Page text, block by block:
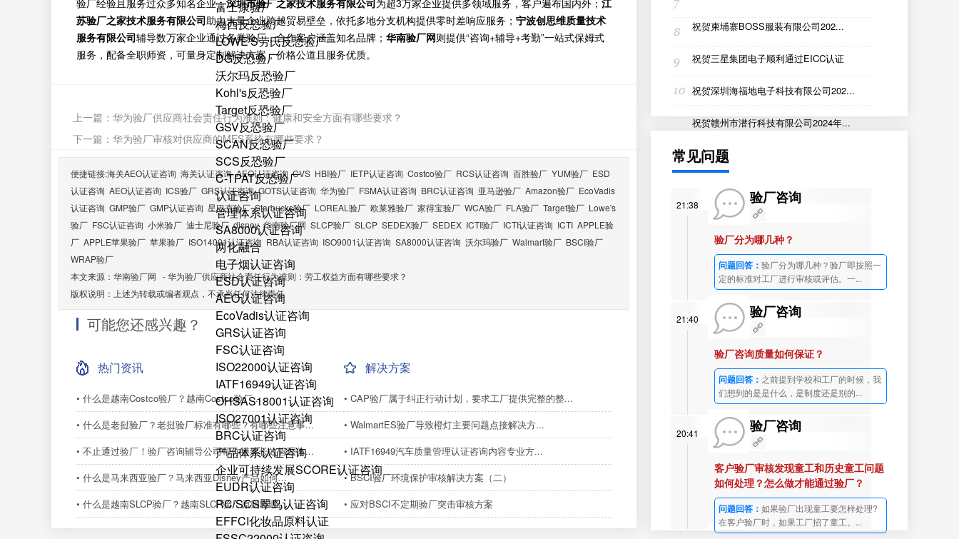
富士康验厂
梅西反恐验厂
LOWE'S劳氏反恐验厂
DG反恐验厂
沃尔玛反恐验厂
Kohl's反恐验厂
Target反恐验厂
GSV反恐验厂
SCAN反恐验厂
SCS反恐验厂
C-TPAT反恐验厂
认证咨询
管理体系认证咨询
SA8000认证咨询
两化融合
电子烟认证咨询
ESD认证咨询
AEO认证咨询
EcoVadis认证咨询
GRS认证咨询
FSC认证咨询
ISO22000认证咨询
IATF16949认证咨询
OHSAS18001认证咨询
ISO27001认证咨询
BRC认证咨询
产品体系认证咨询
企业可持续发展SCORE认证咨询
EUDR认证咨询
RC/SCS翠鸟认证咨询
EFFCI化妆品原料认证
验厂经验且服务过众多知名企业；深圳市验厂之家技术服务有限公司为超3万家企业提供多领域服务，客户遍布国内外； 江
苏验厂之家技术服务有限公司助力大量企业跨越贸易壁垒，依托多地分支机构提供零时差响应服务； 宁波创思维质量技术
服务有限公司辅导数万家企业通过各类验厂，合作客户涵盖知名品牌； 华南验厂网则提供“咨询+辅导+考勤”一站式保姆式
服务，配备全职师资，可量身定制解决方案，价格公道且服务优质。
上一篇： 华为验厂供应商社会责任行为准则：健康和安全方面有哪些要求？
下一篇： 华为验厂审核对供应商的MES系统有哪些要求？
便捷链接:海关AEO认证咨询 海关认证咨询 AEO认证咨询 CVS HBI验厂 IETP认证咨询 Costco验厂 RCS认证咨询 百胜验厂 YUM验厂 ESD
认证咨询 AEO认证咨询 ICS验厂 GRS认证咨询 GOTS认证咨询 华为验厂 FSMA认证咨询 BRC认证咨询 亚马逊验厂 Amazon验厂 EcoVadis
认证咨询 GMP验厂 GMP认证咨询 星巴克验厂 Starbucks验厂 LOREAL验厂 欧莱雅验厂 家得宝验厂 WCA验厂 FLA验厂 Target验厂 Lowe's
验厂 FSC认证咨询 小米验厂 迪士尼验厂 disney 华南验厂网 SLCP验厂 SLCP SEDEX验厂 SEDEX ICTI验厂 ICTI认证咨询 ICTI APPLE验
厂 APPLE苹果验厂 苹果验厂 ISO14001认证咨询 RBA认证咨询 ISO9001认证咨询 SA8000认证咨询 沃尔玛验厂 Walmart验厂 BSCI验厂
WRAP验厂
本文来源： 华南验厂网 -华为验厂供应商社会责任行为准则：劳工权益方面有哪些要求？
版权说明：上述为转载或编者观点，不承当任何法律责任
可能您还感兴趣？
热门资讯
• 什么是越南Costco验厂？越南Costco验厂...
• 什么是老挝验厂？老挝验厂标准有哪些？有哪些注意事...
• 不止通过验厂！验厂咨询辅导公司帮你搭建长效管理体...
• 什么是马来西亚验厂？马来西亚Disney产品如何...
• 什么是越南SLCP验厂？越南SLCP验厂原则有哪...
解决方案
• CAP验厂属于纠正行动计划，要求工厂提供完整的整...
• WalmartES验厂导致橙灯主要问题点接解决方...
• IATF16949汽车质量管理认证咨询内容专业方...
• BSCI验厂环境保护审核解决方案（二）
• 应对BSCI不定期验厂突击审核方案
祝贺柬埔寨BOSS服装有限公司202...
祝贺三星集团电子顺利通过EICC认证
祝贺深圳海福地电子科技有限公司202...
祝贺赣州市潜行科技有限公司2024年...
常见问题
21:38 验厂咨询
验厂分为哪几种？
问题回答：验厂分为哪几种？验厂即按照一
定的标准对工厂进行审核或评估。一...
21:40 验厂咨询
验厂咨询质量如何保证？
问题回答： 之前提到学校和工厂的时候，我
们想到的是是什么，是制度还是别的...
20:41 验厂咨询
客户验厂审核发现童工和历史童工问题
如何处理？怎么做才能通过验厂？
问题回答：如果验厂出现童工要怎样处理?
在客户验厂时，如果工厂招了童工。...